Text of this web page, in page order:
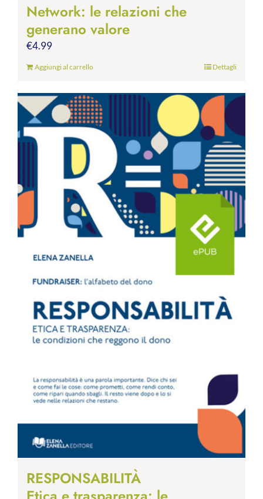
Network: le relazioni che
generano valore
€4.99
Aggiungi al carrello Dettagli
RESPONSABILITÀ